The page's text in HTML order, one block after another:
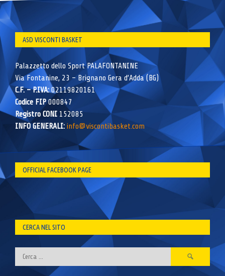
ASD VISCONTI BASKET
Palazzetto dello Sport PALAFONTANINE
Via Fontanine, 23 – Brignano Gera d’Adda (BG)
C.F. – P.IVA:02119820161
Codice FIP000847
Registro CONI 152085
INFO GENERALI: info@viscontibasket.com
OFFICIAL FACEBOOK PAGE
CERCA NEL SITO
Ricerca
per: